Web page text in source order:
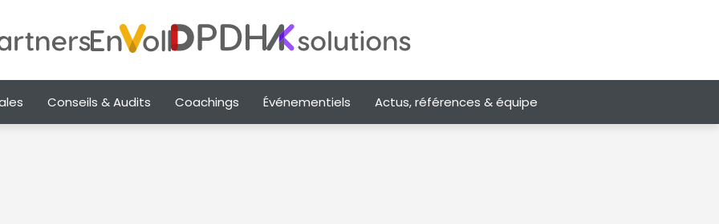
Conseils & Audits Coachings Événementiels Actus, références & équipe